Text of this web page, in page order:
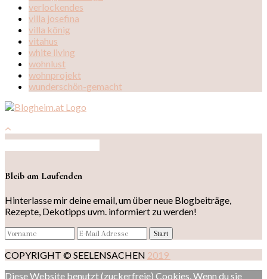
verlockendes
villa josefina
villa könig
vitahus
white living
wohnlust
wohnprojekt
wunderschön-gemacht
Bleib am Laufenden
Hinterlasse mir deine email, um über neue Blogbeiträge,
Rezepte, Dekotipps uvm. informiert zu werden!
COPYRIGHT © SEELENSACHEN 2019
Diese Website benutzt (zuckerfreie) Cookies. Wenn du sie